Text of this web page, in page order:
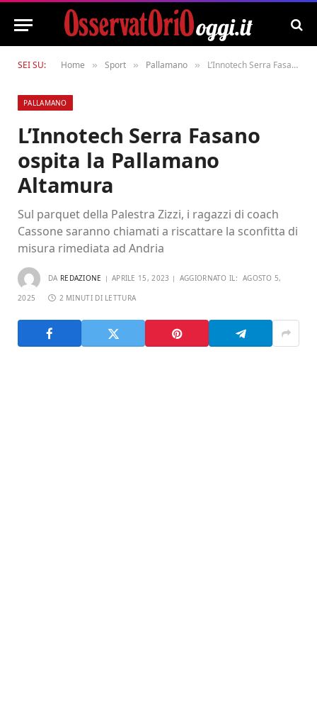
SEI SU: Home » Sport » Pallamano » L’Innotech Serra Fasano ospita la Pallamano Altamura
PALLAMANO
L’Innotech Serra Fasano
ospita la Pallamano
Altamura
Sul parquet della Palestra Zizzi, i ragazzi di coach
Cassone saranno chiamati a riscattare la sconfitta di
misura rimediata ad Andria
DA REDAZIONE APRILE 15, 2023 AGGIORNATO IL: AGOSTO 5,
2025 2 MINUTI DI LETTURA